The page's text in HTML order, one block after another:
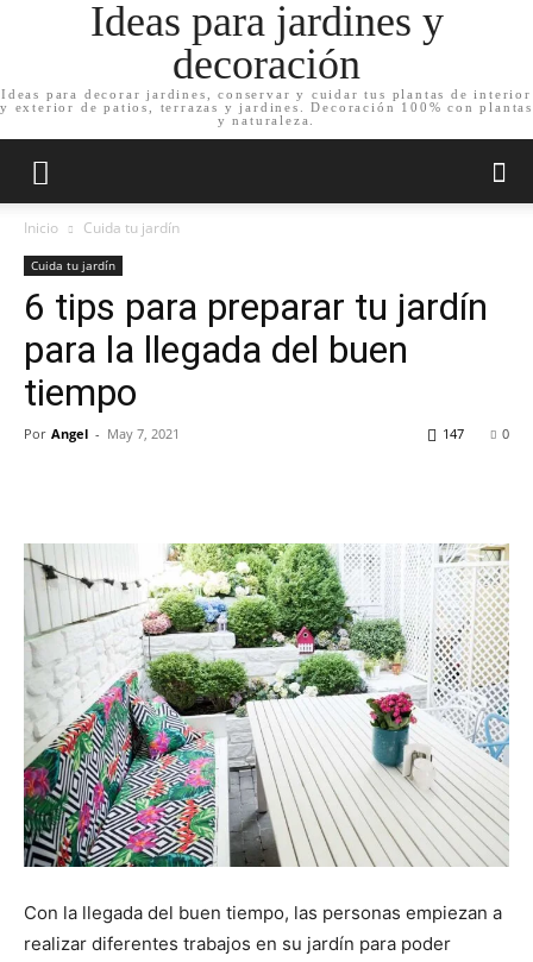
Ideas para jardines y
decoración
Ideas para decorar jardines, conservar y cuidar tus plantas de interior
y exterior de patios, terrazas y jardines. Decoración 100% con plantas
y naturaleza.
Inicio Cuida tu jardín
Cuida tu jardín
6 tips para preparar tu jardín
para la llegada del buen
tiempo
Por Angel - May 7, 2021 0
147
Con la llegada del buen tiempo, las personas empiezan a
realizar diferentes trabajos en su jardín para poder